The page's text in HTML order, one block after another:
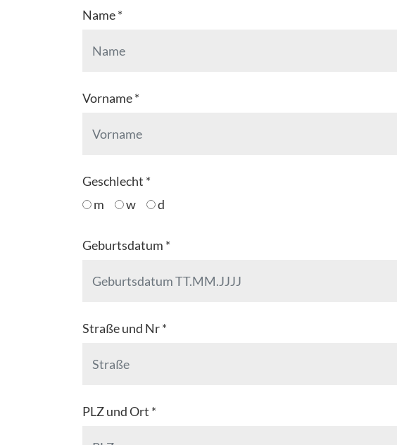
Name *
Vorname *
Geschlecht *
m
w d
Geburtsdatum *
Straße und Nr *
PLZ und Ort *